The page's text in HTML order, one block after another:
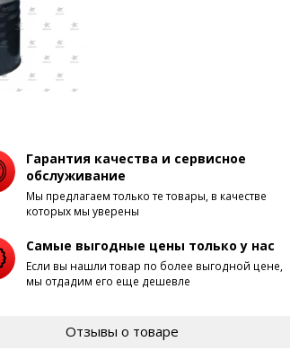
Гарантия качества и сервисное
обслуживание
Мы предлагаем только те товары, в качестве
которых мы уверены
Самые выгодные цены только у нас
Если вы нашли товар по более выгодной цене,
мы отдадим его еще дешевле
Отзывы о товаре